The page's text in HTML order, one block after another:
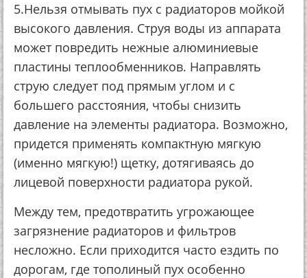
5.Нельзя отмывать пух с радиаторов мойкой
высокого давления. Струя воды из аппарата
может повредить нежные алюминиевые
пластины теплообменников. Направлять
струю следует под прямым углом и с
большего расстояния, чтобы снизить
давление на элементы радиатора. Возможно,
придется применять компактную мягкую
(именно мягкую!) щетку, дотягиваясь до
лицевой поверхности радиатора рукой.
Между тем, предотвратить угрожающее
загрязнение радиаторов и фильтров
несложно. Если приходится часто ездить по
дорогам, где тополиный пух особенно